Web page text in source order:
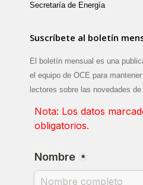
Secretaría de Energía
Suscríbete al boletín
El boletín mensual es una
el equipo de OCE para
lectores sobre las novedades